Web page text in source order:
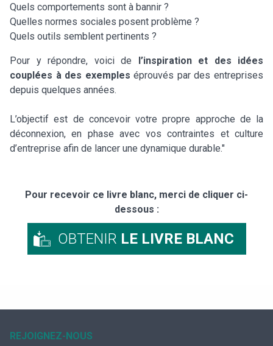
Quels comportements sont à bannir ?
Quelles normes sociales posent problème ?
Quels outils semblent pertinents ?
Pour y répondre, voici de l’inspiration et des idées
couplées à des exemples éprouvés par des entreprises
depuis quelques années.
L’objectif est de concevoir votre propre approche de la
déconnexion, en phase avec vos contraintes et culture
d’entreprise afin de lancer une dynamique durable."
Pour recevoir ce livre blanc, merci de cliquer ci-
dessous :
OBTENIR LE LIVRE BLANC
REJOIGNEZ-NOUS